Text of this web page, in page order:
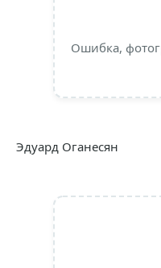
Ошибка,
Эдуард Оганесян